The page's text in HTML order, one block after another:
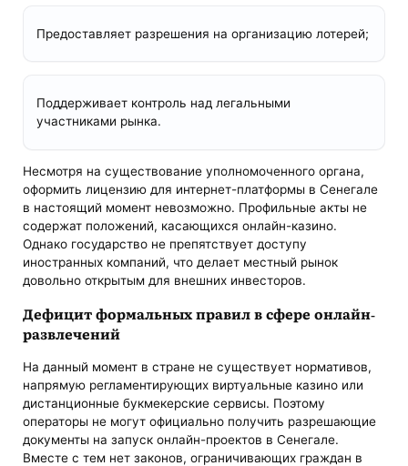
Предоставляет разрешения на организацию лотерей;
Поддерживает контроль над легальными
участниками рынка.
Несмотря на существование уполномоченного органа,
оформить лицензию для интернет-платформы в Сенегале
в настоящий момент невозможно. Профильные акты не
содержат положений, касающихся онлайн-казино.
Однако государство не препятствует доступу
иностранных компаний, что делает местный рынок
довольно открытым для внешних инвесторов.
Дефицит формальных правил в сфере онлайн-
развлечений
На данный момент в стране не существует нормативов,
напрямую регламентирующих виртуальные казино или
дистанционные букмекерские сервисы. Поэтому
операторы не могут официально получить разрешающие
документы на запуск онлайн-проектов в Сенегале.
Вместе с тем нет законов, ограничивающих граждан в